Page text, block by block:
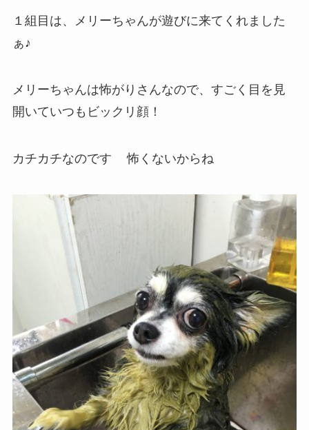
１組目は、メリーちゃんが遊びに来てくれました
ぁ♪
メリーちゃんは怖がりさんなので、すごく目を見
開いていつもビックリ顔！
カチカチなのです 怖くないからね